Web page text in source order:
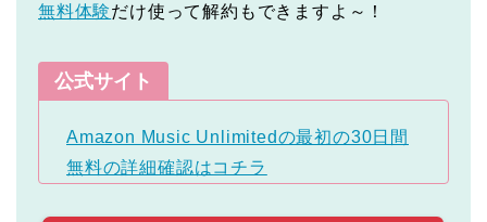
無料体験だけ使って解約もできますよ～！
公式サイト
Amazon Music Unlimitedの最初の30日間
無料の詳細確認はコチラ